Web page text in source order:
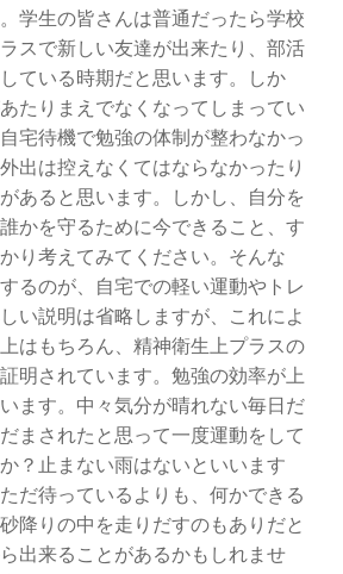
学生の皆さんは普通だったら学校
スで新しい友達が出来たり、部活
ている時期だと思います。しか
たりまえでなくなってしまってい
宅待機で勉強の体制が整わなかっ
出は控えなくてはならなかったり
あると思います。しかし、自分を
かを守るために今できること、す
り考えてみてください。そんな
るのが、自宅での軽い運動やトレ
い説明は省略しますが、これによ
はもちろん、精神衛生上プラスの
明されています。勉強の効率が上
ます。中々気分が晴れない毎日だ
まされたと思って一度運動をして
？止まない雨はないといいます
だ待っているよりも、何かできる
降りの中を走りだすのもありだと
出来ることがあるかもしれませ